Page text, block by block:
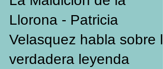
La Maldición de la
Llorona - Patricia
Velasquez habla sobre la